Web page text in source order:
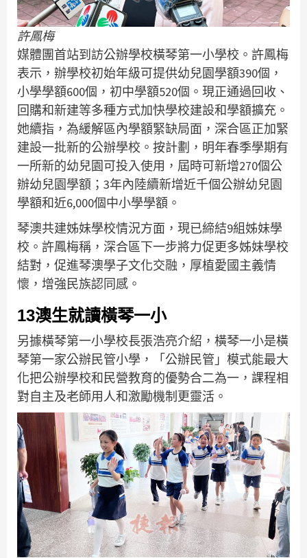
許鳳梅
媒體團首站到訪公辦學校橫琴第一小學校。許鳳梅
表示，辦學校初始年級可提供幼兒園學額390個，
小學學額600個，初中學額520個。現正通過回收、
回購和新建等多種方式加快學校建設和學額擴充。
她續指，為緩解區內學額緊缺局面，深合區正加緊
建設一批新的公辦學校。按計劃，明年春季學期有
一所新的幼兒園可投入使用，屆時可新增270個公
辦幼兒園學額；3年內陸續新增近千個公辦幼兒園
學額和近6,000個中小學學額。
琴澳共建姊妹學校情況方面，現已締結9組姊妹學
校。許鳳梅稱，深合區下一步將力促更多姊妹學校
結對，促進琴澳學子文化交融，厚植愛國主義情
懷，增強民族認同感。
13澳生就讀橫琴一小
另據橫琴第一小學校長張浩亮介紹，橫琴一小是橫
琴第一家公辦民管小學，「公辦民管」模式能最大
化把公辦學校和民營教育的優勢合二為一，課程相
對自主及老師用人和激勵機制更靈活。